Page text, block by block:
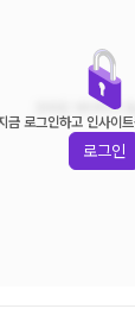
조회된 데이터가 없
금 로그인하고 인사이
로그인